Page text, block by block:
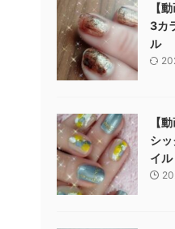
【
3カ
ル
【
シ
イル